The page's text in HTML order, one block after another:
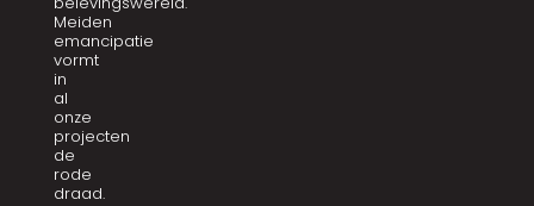
Meiden
emancipatie
vormt
in
al
onze
projecten
de
rode
draad.